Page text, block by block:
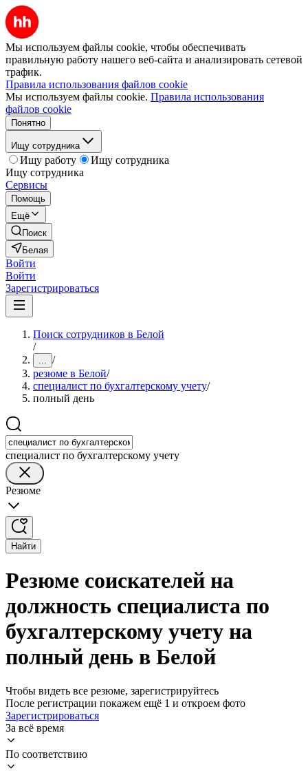
Мы используем файлы cookie, чтобы обеспечивать
правильную работу нашего веб-сайта и анализировать сетевой
трафик.
Правила использования файлов cookie
Мы используем файлы cookie. Правила использования
файлов cookie
Понятно
Ищу сотрудника
Ищу работу
Ищу сотрудника
Ищу сотрудника
Сервисы
Помощь
Ещё
Поиск
Белая
Войти
Войти
Зарегистрироваться
Поиск сотрудников в Белой
/
... /
резюме в Белой/
специалист по бухгалтерскому учету/
полный день
специалист по бухгалтерскому учету
Резюме
Найти
Резюме соискателей на
должность специалиста по
бухгалтерскому учету на
полный день в Белой
Чтобы видеть все резюме, зарегистрируйтесь
После регистрации покажем ещё 1 и откроем фото
Зарегистрироваться
За всё время
По соответствию